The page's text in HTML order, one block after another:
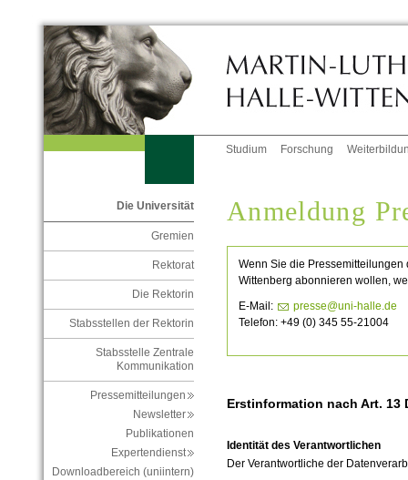
Studium Forschung
Die Universität
Gremien
Rektorat
Die Rektorin
Stabsstellen der Rektorin
Stabsstelle Zentrale
Kommunikation
Pressemitteilungen
Newsletter
Publikationen
Expertendienst
Downloadbereich (uniintern)
Anmeldung
Wenn Sie die
Wittenberg abonnieren wollen,
E-Mail:
presse@uni-halle.de
Telefon: +49 (0) 345 55-21004
Erstinformation nach Art. 13
Identität des Verantwortlichen
Der Verantwortliche der